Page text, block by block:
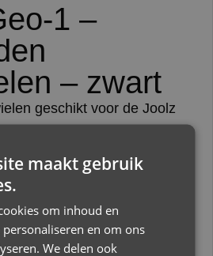
1 –
– zwart
geschikt voor de Joolz
maakt gebruik
om inhoud en
en om ons
We delen ook